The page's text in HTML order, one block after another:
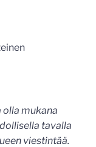
olla mukana
tavalla
viestintää.